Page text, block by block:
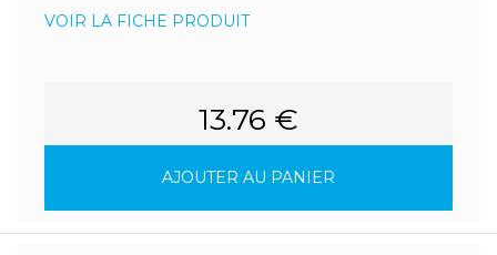
VOIR LA FICHE PRODUIT
13.76 €
AJOUTER AU PANIER